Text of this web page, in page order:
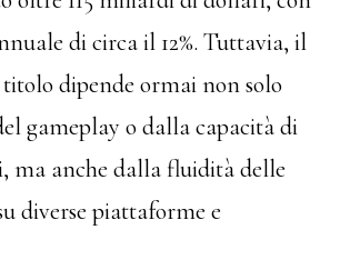
di circa il 12%. Tuttavia, il
titolo dipende ormai non solo
gameplay o dalla capacità di
ma anche dalla fluidità delle
diverse piattaforme e